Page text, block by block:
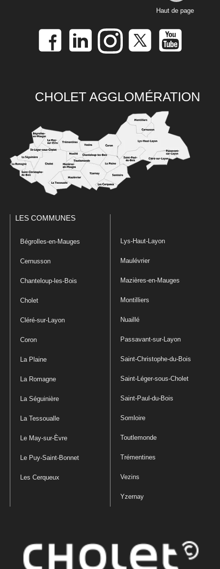
Haut de page
CHOLET AGGLOMÉRATION
LES COMMUNES
Bégrolles-en-Mauges
Cernusson
Chanteloup-les-Bois
Cholet
Cléré-sur-Layon
Coron
La Plaine
La Romagne
La Séguinière
La Tessoualle
Le May-sur-Èvre
Le Puy-Saint-Bonnet
Les Cerqueux
Lys-Haut-Layon
Maulévrier
Mazières-en-Mauges
Montilliers
Nuaillé
Passavant-sur-Layon
Saint-Christophe-du-Bois
Saint-Léger-sous-Cholet
Saint-Paul-du-Bois
Somloire
Toutlemonde
Trémentines
Vezins
Yzernay